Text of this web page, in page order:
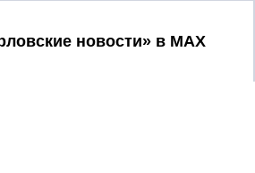
Принять